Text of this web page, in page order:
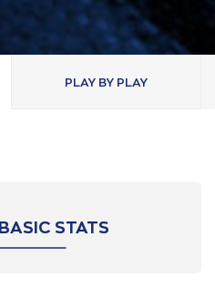
PLAY BY PLAY
BASIC STATS